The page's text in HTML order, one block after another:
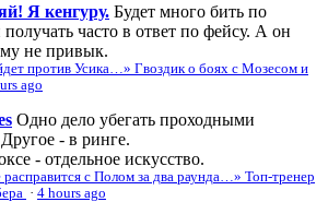
Я кенгуру. Будет много бить по
получать часто в ответ по фейсу. А он
не привык.
против Усика…» Гвоздик о боях с Мозесом и
ago
Одно дело убегать проходными
- в ринге.
- отдельное искусство.
с Полом за два раунда…» Топ-тренер
· 4 hours ago